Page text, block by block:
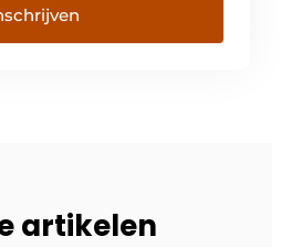
artikelen